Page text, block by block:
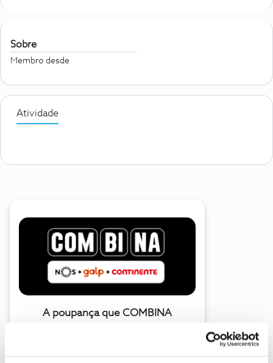
Sobre
Membro desde
Atividade
A poupança que COMBINA